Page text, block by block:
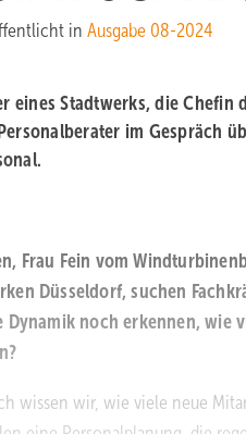
in Ausgabe 08-2024
eines Stadtwerks, die Chefin
im Gespräch
Frau Fein vom
Düsseldorf, suchen
Dynamik noch erkennen, wie
wissen wir, wie viele neue